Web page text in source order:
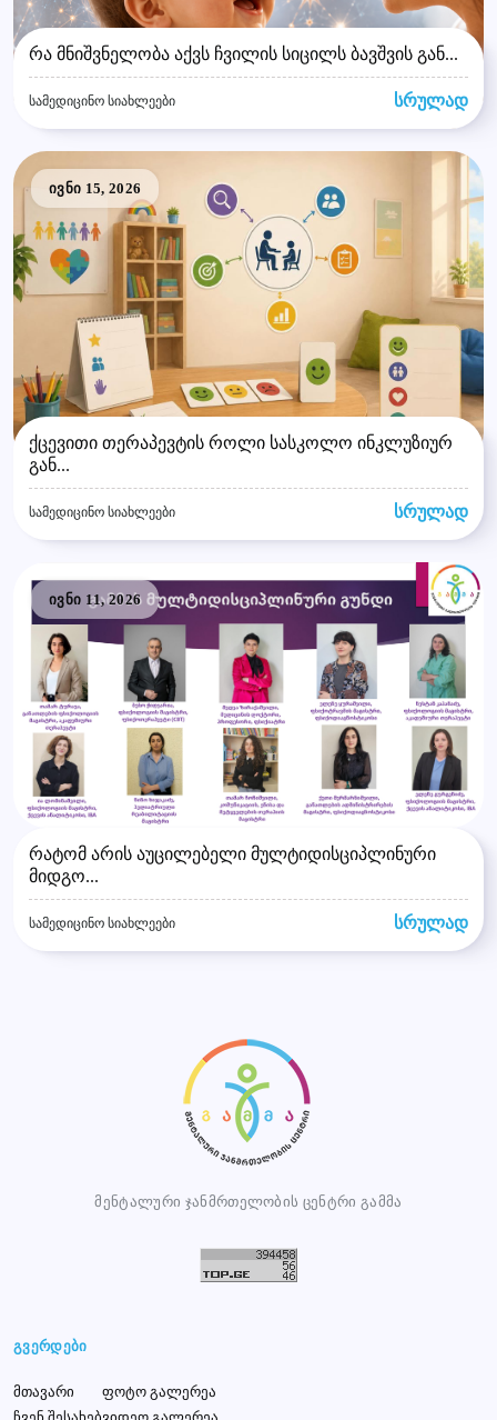
რა მნიშვნელობა აქვს ჩვილის სიცილს ბავშვის გან...
სამედიცინო სიახლეები სრულად
ივნი 15, 2026
ქცევითი თერაპევტის როლი სასკოლო ინკლუზიურ
გან...
სამედიცინო სიახლეები სრულად
ივნი 11, 2026
რატომ არის აუცილებელი მულტიდისციპლინური
მიდგო...
სამედიცინო სიახლეები სრულად
გვერდები
მთავარი
ფოტო გალერეა
მენტალური ჯანმრთელობის ცენტრი გამმა